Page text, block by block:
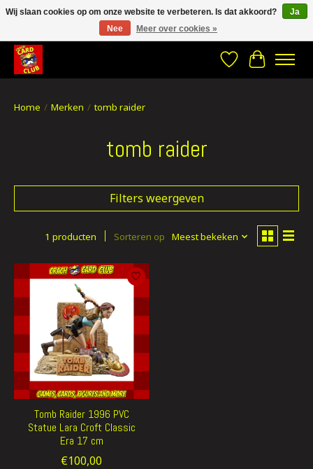
CRACH CARD CLUB , The best place to Geek out!
Verlanglijst
Home / Merken / tomb raider
tomb raider
Filters weergeven
1 producten Sorteren op Meest bekeken
Tomb Raider 1996 PVC
Statue Lara Croft Classic
Era 17 cm
€100,00
Wij slaan cookies op om onze website te verbeteren. Is dat akkoord?
Ja
Nee
Meer over cookies »